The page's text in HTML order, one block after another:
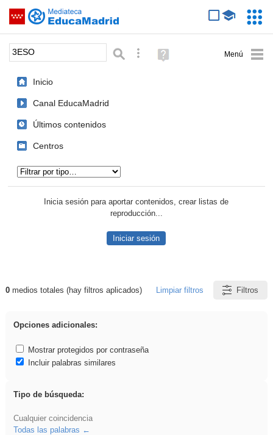
Saltar navegación
Palabra o frase: Búsqueda avanzada
Ayuda
(en
Inicio
Canal EducaMadrid
Últimos contenidos
Centros
Inicia sesión para aportar contenidos, crear listas de
reproducción...
Iniciar sesión
Resultados de: 3ESO
0medios totales (hay filtros aplicados) Limpiar filtros Filtros
Opciones adicionales:
Mostrar protegidos por contraseña
Incluir palabras similares
Tipo de búsqueda:
Cualquier coincidencia
Todas las palabras